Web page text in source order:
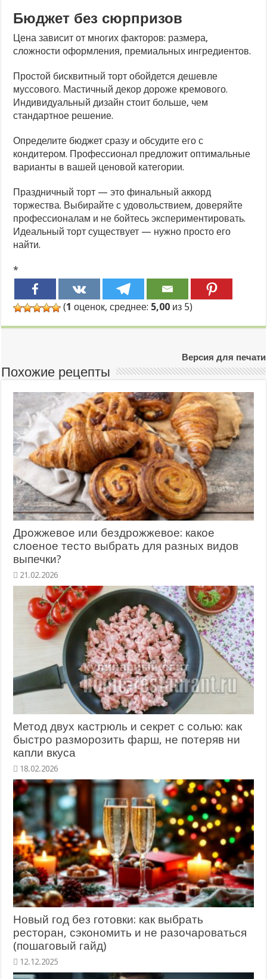
Бюджет без сюрпризов
Цена зависит от многих факторов: размера,
сложности оформления, премиальных ингредиентов.
Простой бисквитный торт обойдется дешевле
муссового. Мастичный декор дороже кремового.
Индивидуальный дизайн стоит больше, чем
стандартное решение.
Определите бюджет сразу и обсудите его с
кондитером. Профессионал предложит оптимальные
варианты в вашей ценовой категории.
Праздничный торт — это финальный аккорд
торжества. Выбирайте с удовольствием, доверяйте
профессионалам и не бойтесь экспериментировать.
Идеальный торт существует — нужно просто его
найти.
*
(1 оценок, среднее: 5,00 из 5)
Версия для печати
Похожие рецепты
Дрожжевое или бездрожжевое: какое
слоеное тесто выбрать для разных видов
выпечки?
21.02.2026
Метод двух кастрюль и секрет с солью: как
быстро разморозить фарш, не потеряв ни
капли вкуса
18.02.2026
Новый год без готовки: как выбрать
ресторан, сэкономить и не разочароваться
(пошаговый гайд)
12.12.2025